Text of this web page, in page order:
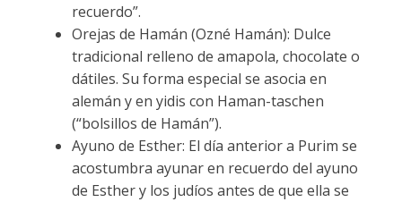
recuerdo”.
Orejas de Hamán (Ozné Hamán): Dulce
tradicional relleno de amapola, chocolate o
dátiles. Su forma especial se asocia en
alemán y en yidis con Haman-taschen
(“bolsillos de Hamán”).
Ayuno de Esther: El día anterior a Purim se
acostumbra ayunar en recuerdo del ayuno
de Esther y los judíos antes de que ella se